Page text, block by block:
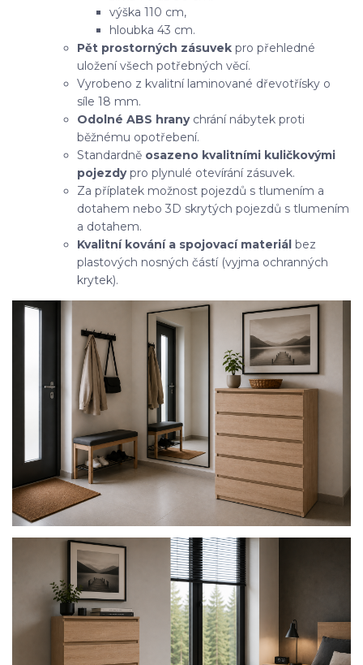
výška 110 cm,
hloubka 43 cm.
Pět prostorných zásuvek pro přehledné
uložení všech potřebných věcí.
Vyrobeno z kvalitní laminované dřevotřísky o
síle 18 mm.
Odolné ABS hranychrání nábytek proti
běžnému opotřebení.
Standardně osazeno kvalitními kuličkovými
pojezdypro plynulé otevírání zásuvek.
Za příplatek možnost pojezdů s tlumením a
dotahem nebo 3D skrytých pojezdů s tlumením
a dotahem.
Kvalitní kování a spojovací materiál bez
plastových nosných částí (vyjma ochranných
krytek).